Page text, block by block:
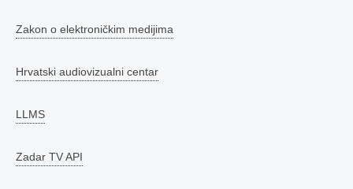
Zakon o elektroničkim medijima
Hrvatski audiovizualni centar
LLMS
Zadar TV API